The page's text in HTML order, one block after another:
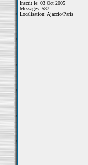
Inscrit le: 03 Oct 2005
Messages: 587
Localisation: Ajaccio/Paris